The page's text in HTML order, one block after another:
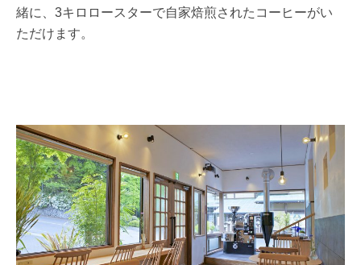
緒に、3キロロースターで自家焙煎されたコーヒーがい
ただけます。